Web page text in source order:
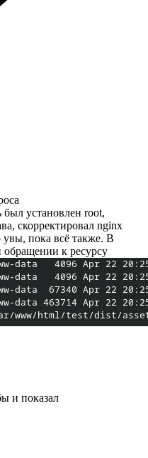
был установлен root,
скорректировал nginx
увы, пока всё также. В
обращении к ресурсу
и показал